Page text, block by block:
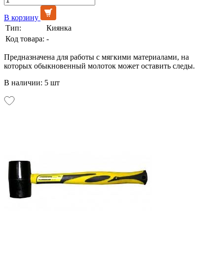
В корзину
Тип:
Киянка
Код товара: -
Предназначена для работы с мягкими материалами, на
которых обыкновенный молоток может оставить следы.
В наличии: 5 шт